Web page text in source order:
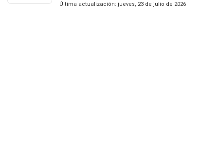
Última actualización: jueves, 23 de julio de 2026